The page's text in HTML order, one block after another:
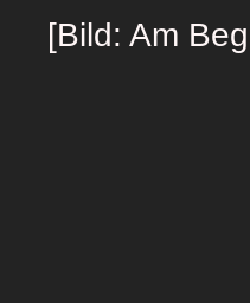
[Bild: Am